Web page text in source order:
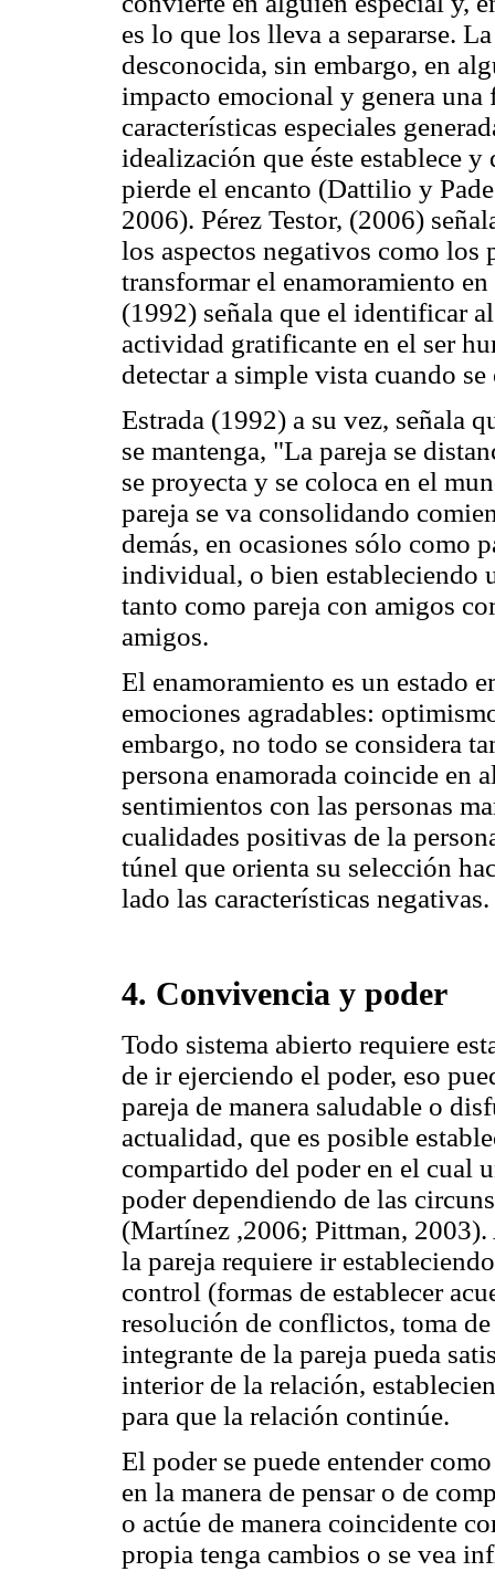
es lo que los lleva a separarse.
desconocida, sin embargo, en
impacto emocional y genera
características especiales
idealización que éste establece
pierde el encanto (Dattilio y
2006). Pérez Testor, (2006)
los aspectos negativos como los
transformar el enamoramiento
(1992) señala que el identificar
actividad gratificante en el ser
detectar a simple vista cuando
Estrada (1992) a su vez, señala
se mantenga, "La pareja se
se proyecta y se coloca en el
pareja se va consolidando
demás, en ocasiones sólo como
individual, o bien estableciendo
tanto como pareja con amigos
amigos.
El enamoramiento es un estado
emociones agradables:
embargo, no todo se considera
persona enamorada coincide en
sentimientos con las personas
cualidades positivas de la
túnel que orienta su selección
lado las características negativas.
4. Convivencia y poder
Todo sistema abierto requiere
de ir ejerciendo el poder, eso
pareja de manera saludable o
actualidad, que es posible
compartido del poder en el cual
poder dependiendo de las
(Martínez ,2006; Pittman,
la pareja requiere ir
control (formas de establecer
resolución de conflictos, toma
integrante de la pareja pueda
interior de la relación,
para que la relación continúe.
El poder se puede entender
en la manera de pensar o de
o actúe de manera coincidente
propia tenga cambios o se vea